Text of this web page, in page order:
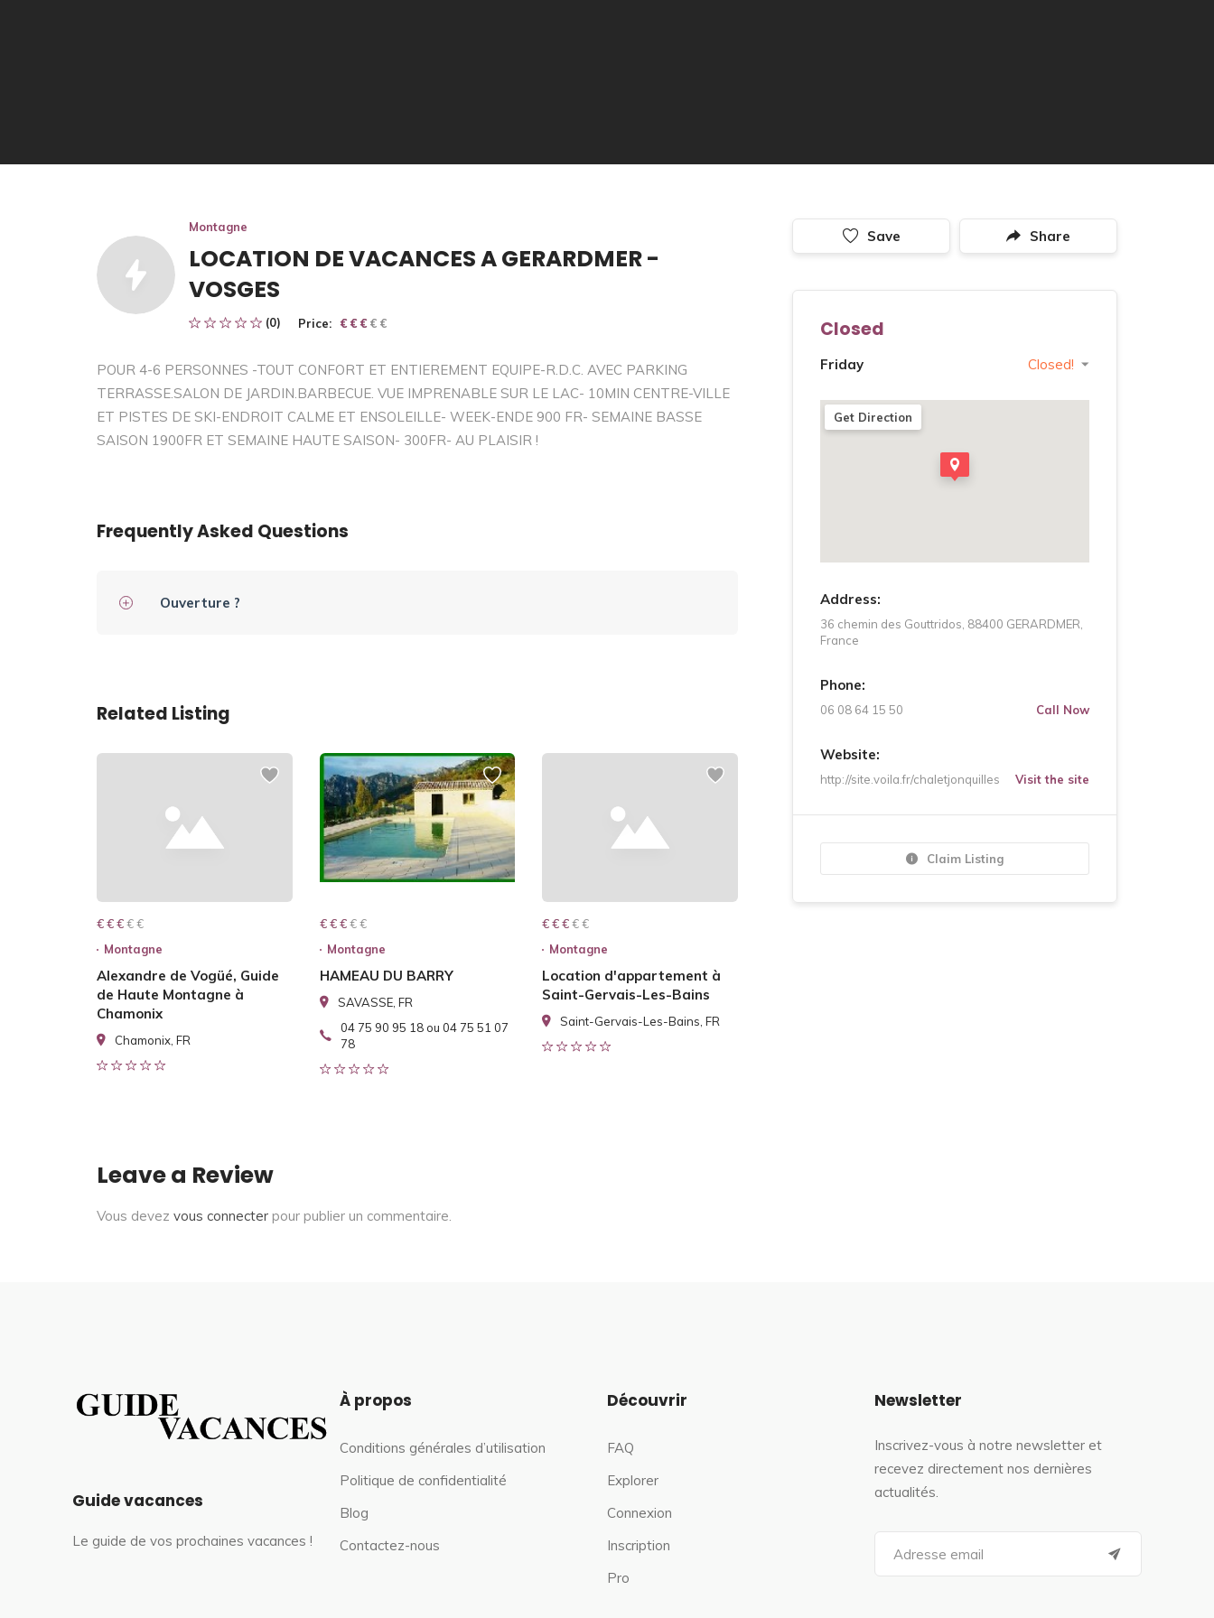
Montagne
LOCATION DE VACANCES A GERARDMER -
VOSGES
(0) Price: € € € € €
€ € €
POUR 4-6 PERSONNES -TOUT CONFORT ET ENTIEREMENT EQUIPE-R.D.C. AVEC PARKING
TERRASSE.SALON DE JARDIN.BARBECUE. VUE IMPRENABLE SUR LE LAC- 10MIN CENTRE-VILLE
ET PISTES DE SKI-ENDROIT CALME ET ENSOLEILLE- WEEK-ENDE 900 FR- SEMAINE BASSE
SAISON 1900FR ET SEMAINE HAUTE SAISON- 300FR- AU PLAISIR !
Frequently Asked Questions
Ouverture ?
Related Listing
€ € € € €
€ € €
Montagne
Alexandre de Vogüé, Guide
de Haute Montagne à
Chamonix
Chamonix, FR
€ € € € €
€ € €
Montagne
HAMEAU DU BARRY
SAVASSE, FR
04 75 90 95 18 ou 04 75 51 07
78
€ € € € €
€ € €
Montagne
Location d'appartement à
Saint-Gervais-Les-Bains
Saint-Gervais-Les-Bains, FR
Leave a Review
Vous devez vous connecter pour publier un commentaire.
Save Share
Closed
Friday Closed!
Get Direction
Address:
36 chemin des Gouttridos, 88400 GERARDMER,
France
Phone:
06 08 64 15 50 Call Now
Website:
http://site.voila.fr/chaletjonquilles Visit the site
Claim Listing
Guide vacances
Le guide de vos prochaines vacances !
À propos
Conditions générales d’utilisation
Politique de confidentialité
Blog
Contactez-nous
Découvrir
FAQ
Explorer
Connexion
Inscription
Pro
Newsletter
Inscrivez-vous à notre newsletter et
recevez directement nos dernières
actualités.
a